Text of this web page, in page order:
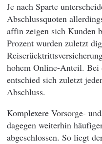
Je nach Sparte
Abschlussquoten
affin zeigen sich Kunden
Prozent wurden zuletzt
hohem Online-Anteil. Bei
entschied sich zuletzt
Abschluss.
Komplexere Vorsorge-
dagegen weiterhin
abgeschlossen. So liegt